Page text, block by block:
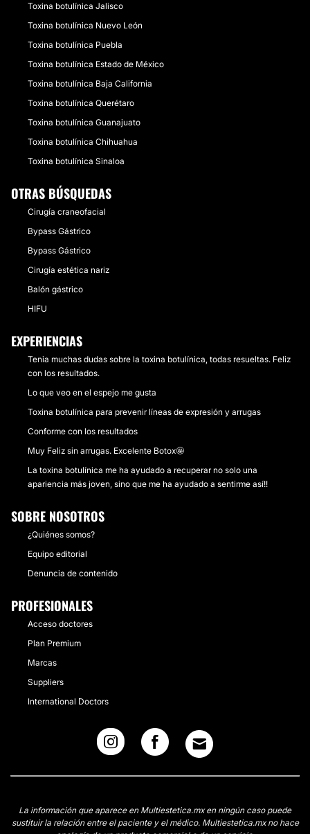
Toxina botulínica Jalisco
Toxina botulínica Nuevo León
Toxina botulínica Puebla
Toxina botulínica Estado de México
Toxina botulínica Baja California
Toxina botulínica Querétaro
Toxina botulínica Guanajuato
Toxina botulínica Chihuahua
Toxina botulínica Sinaloa
OTRAS BÚSQUEDAS
Cirugía craneofacial
Bypass Gástrico
Bypass Gástrico
Cirugía estética nariz
Balón gástrico
HIFU
EXPERIENCIAS
Tenia muchas dudas sobre la toxina botulínica, todas resueltas. Feliz
con los resultados.
Lo que veo en el espejo me gusta
Toxina botulínica para prevenir líneas de expresión y arrugas
Conforme con los resultados
Muy Feliz sin arrugas. Excelente Botox🤩
La toxina botulínica me ha ayudado a recuperar no solo una
apariencia más joven, sino que me ha ayudado a sentirme así!!
SOBRE NOSOTROS
¿Quiénes somos?
Equipo editorial
Denuncia de contenido
PROFESIONALES
Acceso doctores
Plan Premium
Marcas
Suppliers
International Doctors
La información que aparece en Multiestetica.mx en ningún caso puede
sustituir la relación entre el paciente y el médico. Multiestetica.mx no hace